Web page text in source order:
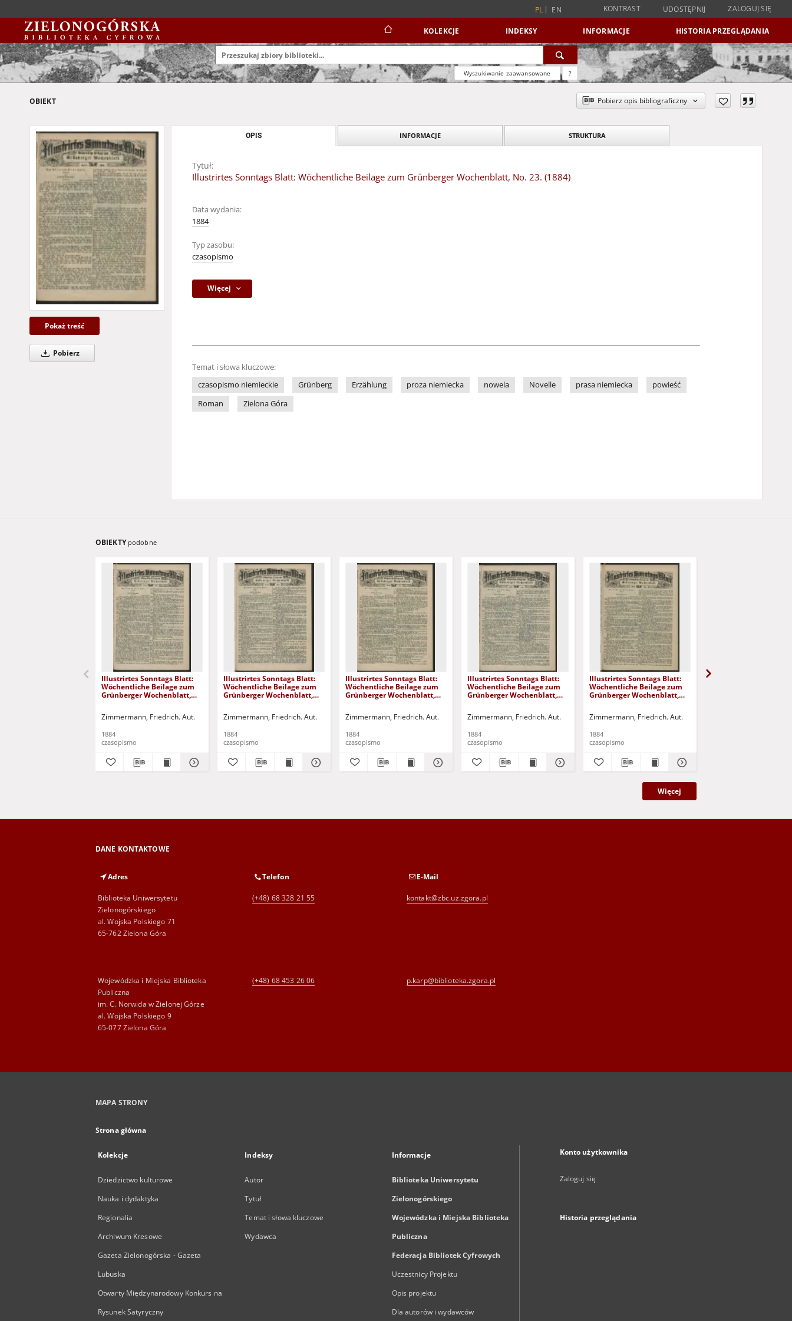
PL EN KONTRAST UDOSTĘPNIJ ZALOGUJ SIĘ
KOLEKCJE INDEKSY INFORMACJE HISTORIA PRZEGLĄDANIA
Wyszukiwanie zaawansowane ?
OBIEKT Pobierz opis bibliograficzny
Pokaż treść
Pobierz
OPIS INFORMACJE STRUKTURA
Tytuł:
Illustrirtes Sonntags Blatt: Wöchentliche Beilage zum Grünberger Wochenblatt, No. 23. (1884)
Data wydania:
1884
Typ zasobu:
czasopismo
Więcej
Temat i słowa kluczowe:
czasopismo niemieckie
Grünberg Erzählung proza niemiecka nowela Novelle prasa niemiecka
powieść
Roman
Zielona Góra
OBIEKTY podobne
Illustrirtes Sonntags Blatt:
Wöchentliche Beilage zum
Grünberger Wochenblatt,
Zimmermann, Friedrich. Aut.
1884
czasopismo
Illustrirtes Sonntags Blatt:
Wöchentliche Beilage zum
Grünberger Wochenblatt,
Zimmermann, Friedrich. Aut.
1884
czasopismo
Illustrirtes Sonntags Blatt:
Wöchentliche Beilage zum
Grünberger Wochenblatt,
Zimmermann, Friedrich. Aut.
1884
czasopismo
Illustrirtes Sonntags Blatt:
Wöchentliche Beilage zum
Grünberger Wochenblatt,
Zimmermann, Friedrich. Aut.
1884
czasopismo
Illustrirtes Sonntags Blatt:
Wöchentliche Beilage zum
Grünberger Wochenblatt,
Zimmermann, Friedrich. Aut.
1884
czasopismo
Więcej
DANE KONTAKTOWE
Adres
Biblioteka Uniwersytetu
Zielonogórskiego
al. Wojska Polskiego 71
65-762 Zielona Góra
Telefon
(+48) 68 328 21 55
E-Mail
kontakt@zbc.uz.zgora.pl
Wojewódzka i Miejska Biblioteka
Publiczna
im. C. Norwida w Zielonej Górze
al. Wojska Polskiego 9
65-077 Zielona Góra
(+48) 68 453 26 06 p.karp@biblioteka.zgora.pl
MAPA STRONY
Strona główna
Kolekcje
Dziedzictwo kulturowe
Nauka i dydaktyka
Regionalia
Archiwum Kresowe
Gazeta Zielonogórska - Gazeta
Lubuska
Otwarty Międzynarodowy Konkurs na
Rysunek Satyryczny
Indeksy
Autor
Tytuł
Temat i słowa kluczowe
Wydawca
Informacje
Biblioteka Uniwersytetu
Zielonogórskiego
Wojewódzka i Miejska Biblioteka
Publiczna
Federacja Bibliotek Cyfrowych
Uczestnicy Projektu
Opis projektu
Dla autorów i wydawców
Konto użytkownika
Zaloguj się
Historia przeglądania